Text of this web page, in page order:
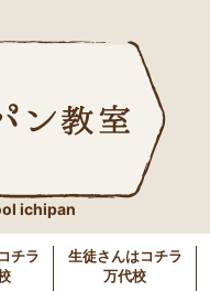
ichipan
チラ
生徒さんはコチラ
万代校